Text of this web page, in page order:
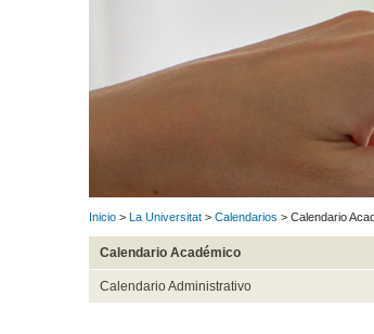
Inicio > La Universitat > Calendarios > Calendario
Calendario Académico
Calendario Administrativo